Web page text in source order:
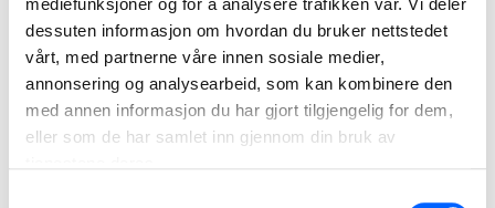
mediefunksjoner og for å analysere trafikken vår. Vi deler
dessuten informasjon om hvordan du bruker nettstedet
vårt, med partnerne våre innen sosiale medier,
annonsering og analysearbeid, som kan kombinere den
med annen informasjon du har gjort tilgjengelig for dem,
eller som de har samlet inn gjennom din bruk av
badeanlegget overlevert til Bærum kommune.
Svømmehallen åpnes for publikum august 2021.
Les mer